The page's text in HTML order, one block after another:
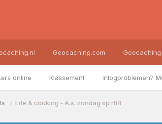
online Klassement Inlogproblemen?
Geocaching.com
Life & cooking - A.s. zondag op rtl4